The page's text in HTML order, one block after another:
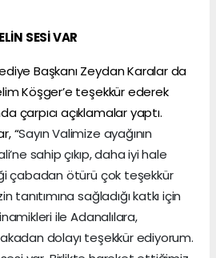
SESİ VAR
Başkanı Zeydan Karalar da
Köşger’e teşekkür ederek
çarpıcı açıklamalar yaptı.
“Sayın Valimize ayağının
sahip çıkıp, daha iyi hale
çabadan ötürü çok teşekkür
tanıtımına sağladığı katkı için
ile Adanalılara,
dolayı teşekkür ediyorum.